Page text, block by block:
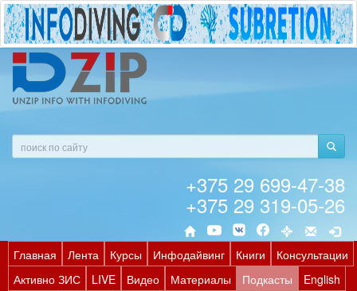
+375 29 699-47-38
+375 29 319-05-26
Главная Лента Курсы Инфодайвинг Книги
Консультации
Активно ЗИС
LIVE Видео Материалы Подкасты
English